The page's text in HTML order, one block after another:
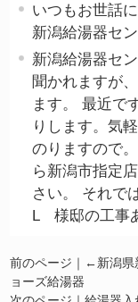
いつもお世話
新潟給湯器セ
新潟給湯器セ
聞かれますが
ます。 最近で
りします。気
のりますので
ら新潟市指定
さい。 それで
L 様邸の工事
前のページ｜←新潟
ョーズ給湯器